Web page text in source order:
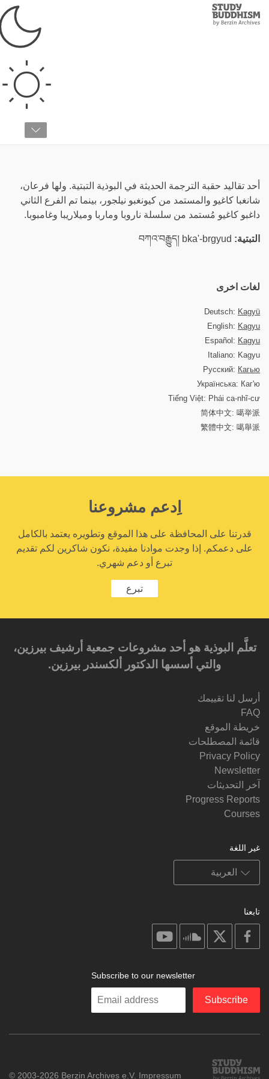
Study
Buddhism
أحد تقاليد حقبة الترجمة الحديثة في البوذية التبتية. ولها فرعان،
شانغبا كاغيو والمستمد من كيونغبو نيلجور، بينما تم الفرع الثاني
داغبو كاغيو مُستمد من سلسلة ناروبا وماربا وميلاريبا وغامبوبا.
التبتية:
لغات اخرى
Deutsch: Kagyü
English: Kagyu
Español: Kagyu
Italiano: Kagyu
Русский: Кагью
Українська: Каг'ю
Tiếng Việt: Phái ca-nhĩ-cư
简体中文: 噶举派
繁體中文: 噶舉派
اِدعم مشروعنا
قدرتنا على المحافظة على هذا الموقع وتطويره يعتمد بالكامل
على دعمكم. إذا وجدت موادنا مفيدة، نكون شاكرين لكم تقديم
تبرع أو دعم شهري.
تبرع
تعلَّم البوذية هو أحد مشروعات جمعية أرشيف بيرزين،
والتي أسسها الدكتور ألكسندر بيرزين.‎‎
أرسل لنا تقييمك
FAQ
خريطة الموقع
قائمة المصطلحات
Privacy Policy
Newsletter
آخر التحديثات
Progress Reports
Courses
غير اللغة
تابعنا
facebook
soundcloud
Subscribe to our newsletter
Enter
Subscribe
Study
Buddhism
© 2003-2026 Berzin Archives e.V. Impressum